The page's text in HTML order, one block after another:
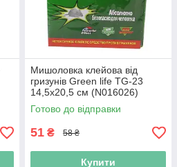
Мишоловка клейова від
гризунів Green life TG-23
14,5х20,5 см (N016026)
Готово до відправки
51 ₴ 58 ₴
Купити